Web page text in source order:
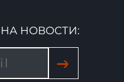
НОВОСТИ:
→